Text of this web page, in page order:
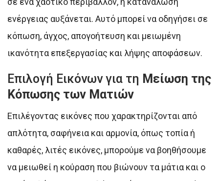
ενέργειας αυξάνεται. Αυτό μπορεί να οδηγήσει σε
κόπωση, άγχος, απογοήτευση και μειωμένη
ικανότητα επεξεργασίας και λήψης αποφάσεων.
Επιλογή Εικόνων για τη Μείωση της
Κόπωσης των Ματιών
Επιλέγοντας εικόνες που χαρακτηρίζονται από
απλότητα, σαφήνεια και αρμονία, όπως τοπία ή
καθαρές, λιτές εικόνες, μπορούμε να βοηθήσουμε
να μειωθεί η κούραση που βιώνουν τα μάτια και ο